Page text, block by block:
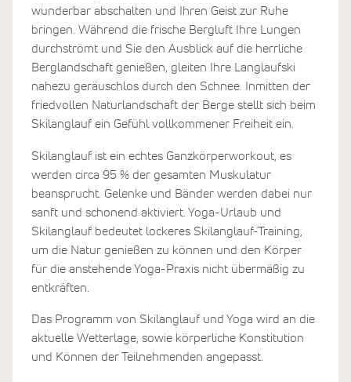
wunderbar abschalten und Ihren Geist zur Ruhe
bringen. Während die frische Bergluft Ihre Lungen
durchströmt und Sie den Ausblick auf die herrliche
Berglandschaft genießen, gleiten Ihre Langlaufski
nahezu geräuschlos durch den Schnee. Inmitten der
friedvollen Naturlandschaft der Berge stellt sich beim
Skilanglauf ein Gefühl vollkommener Freiheit ein.
Skilanglauf ist ein echtes Ganzkörperworkout, es
werden circa 95 % der gesamten Muskulatur
beansprucht. Gelenke und Bänder werden dabei nur
sanft und schonend aktiviert. Yoga-Urlaub und
Skilanglauf bedeutet lockeres Skilanglauf-Training,
um die Natur genießen zu können und den Körper
für die anstehende Yoga-Praxis nicht übermäßig zu
entkräften.
Das Programm von Skilanglauf und Yoga wird an die
aktuelle Wetterlage, sowie körperliche Konstitution
und Können der Teilnehmenden angepasst.